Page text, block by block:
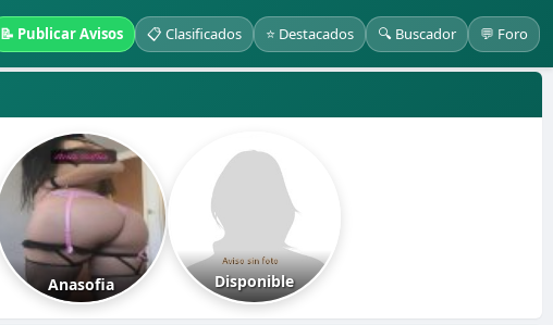
📝 Publicar Avisos 📋 Clasificados ⭐ Destacados 🔍 Buscador 💬 Foro
Anasofia Disponible